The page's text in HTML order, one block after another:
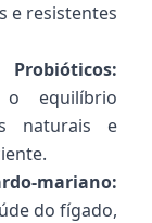
e resistentes
Probióticos:
o equilíbrio
naturais e
mariano:
do fígado,